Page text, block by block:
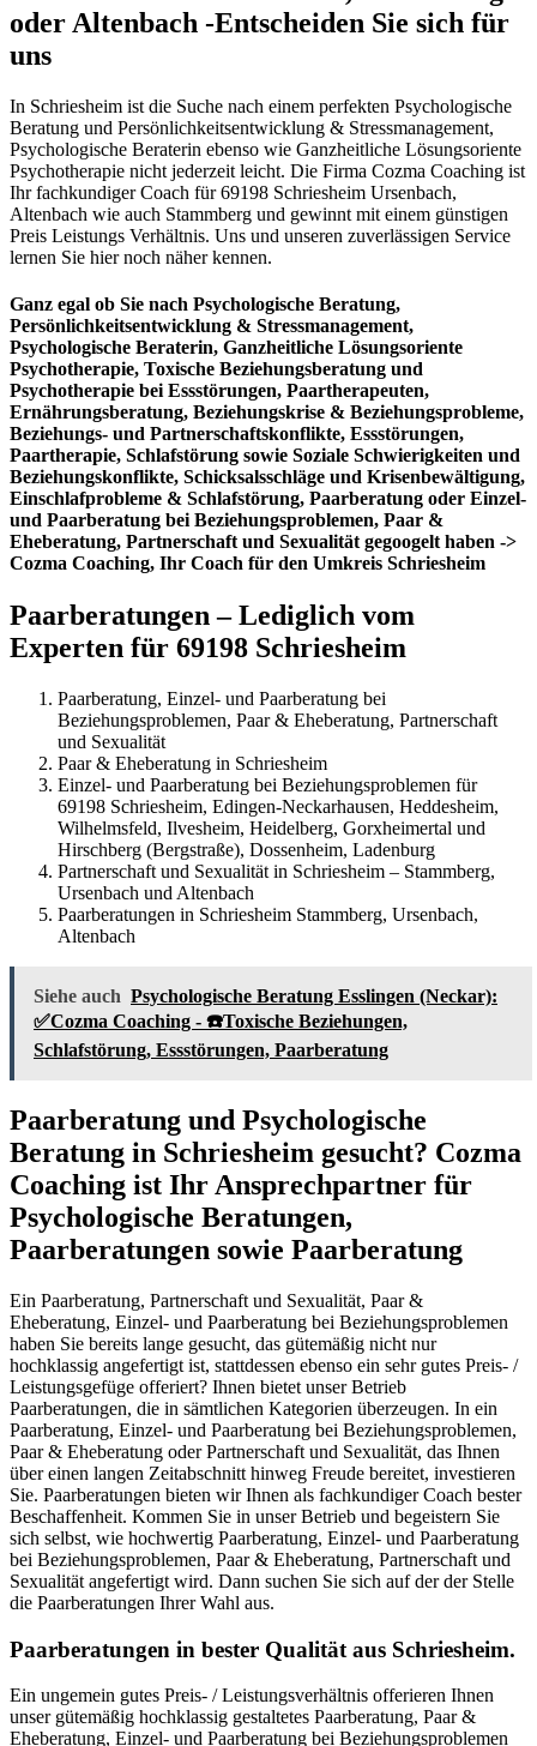
oder Altenbach -Entscheiden Sie sich für
uns
In Schriesheim ist die Suche nach einem perfekten Psychologische
Beratung und Persönlichkeitsentwicklung & Stressmanagement,
Psychologische Beraterin ebenso wie Ganzheitliche Lösungsoriente
Psychotherapie nicht jederzeit leicht. Die Firma Cozma Coaching ist
Ihr fachkundiger Coach für 69198 Schriesheim Ursenbach,
Altenbach wie auch Stammberg und gewinnt mit einem günstigen
Preis Leistungs Verhältnis. Uns und unseren zuverlässigen Service
lernen Sie hier noch näher kennen.
Ganz egal ob Sie nach Psychologische Beratung,
Persönlichkeitsentwicklung & Stressmanagement,
Psychologische Beraterin, Ganzheitliche Lösungsoriente
Psychotherapie, Toxische Beziehungsberatung und
Psychotherapie bei Essstörungen, Paartherapeuten,
Ernährungsberatung, Beziehungskrise & Beziehungsprobleme,
Beziehungs- und Partnerschaftskonflikte, Essstörungen,
Paartherapie, Schlafstörung sowie Soziale Schwierigkeiten und
Beziehungskonflikte, Schicksalsschläge und Krisenbewältigung,
Einschlafprobleme & Schlafstörung, Paarberatung oder Einzel-
und Paarberatung bei Beziehungsproblemen, Paar &
Eheberatung, Partnerschaft und Sexualität gegoogelt haben ->
Cozma Coaching, Ihr Coach für den Umkreis Schriesheim
Paarberatungen – Lediglich vom
Experten für 69198 Schriesheim
Paarberatung, Einzel- und Paarberatung bei
Beziehungsproblemen, Paar & Eheberatung, Partnerschaft
und Sexualität
Paar & Eheberatung in Schriesheim
Einzel- und Paarberatung bei Beziehungsproblemen für
69198 Schriesheim, Edingen-Neckarhausen, Heddesheim,
Wilhelmsfeld, Ilvesheim, Heidelberg, Gorxheimertal und
Hirschberg (Bergstraße), Dossenheim, Ladenburg
Partnerschaft und Sexualität in Schriesheim – Stammberg,
Ursenbach und Altenbach
Paarberatungen in Schriesheim Stammberg, Ursenbach,
Altenbach
Siehe auch Psychologische Beratung Esslingen (Neckar):
✅Cozma Coaching - ☎️Toxische Beziehungen,
Schlafstörung, Essstörungen, Paarberatung
Paarberatung und Psychologische
Beratung in Schriesheim gesucht? Cozma
Coaching ist Ihr Ansprechpartner für
Psychologische Beratungen,
Paarberatungen sowie Paarberatung
Ein Paarberatung, Partnerschaft und Sexualität, Paar &
Eheberatung, Einzel- und Paarberatung bei Beziehungsproblemen
haben Sie bereits lange gesucht, das gütemäßig nicht nur
hochklassig angefertigt ist, stattdessen ebenso ein sehr gutes Preis- /
Leistungsgefüge offeriert? Ihnen bietet unser Betrieb
Paarberatungen, die in sämtlichen Kategorien überzeugen. In ein
Paarberatung, Einzel- und Paarberatung bei Beziehungsproblemen,
Paar & Eheberatung oder Partnerschaft und Sexualität, das Ihnen
über einen langen Zeitabschnitt hinweg Freude bereitet, investieren
Sie. Paarberatungen bieten wir Ihnen als fachkundiger Coach bester
Beschaffenheit. Kommen Sie in unser Betrieb und begeistern Sie
sich selbst, wie hochwertig Paarberatung, Einzel- und Paarberatung
bei Beziehungsproblemen, Paar & Eheberatung, Partnerschaft und
Sexualität angefertigt wird. Dann suchen Sie sich auf der der Stelle
die Paarberatungen Ihrer Wahl aus.
Paarberatungen in bester Qualität aus Schriesheim.
Ein ungemein gutes Preis- / Leistungsverhältnis offerieren Ihnen
unser gütemäßig hochklassig gestaltetes Paarberatung, Paar &
Eheberatung, Einzel- und Paarberatung bei Beziehungsproblemen